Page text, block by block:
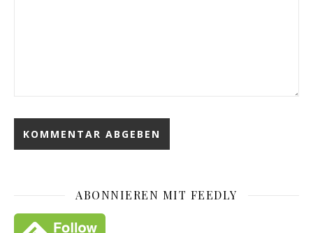
ABONNIEREN MIT FEEDLY